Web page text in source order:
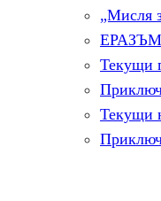
„Мисля
Текущи
Текущи